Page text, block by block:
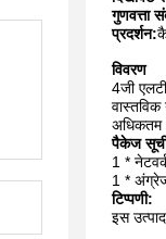
गुणवत्ता
प्रदर्शन:
विवरण
4जी
अधिकतम
पैकेज
1 *
1 *
टिप्पणी:
इस